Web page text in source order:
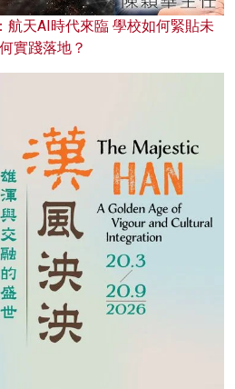
航天AI時代來臨 學校如何緊貼未
實踐落地？